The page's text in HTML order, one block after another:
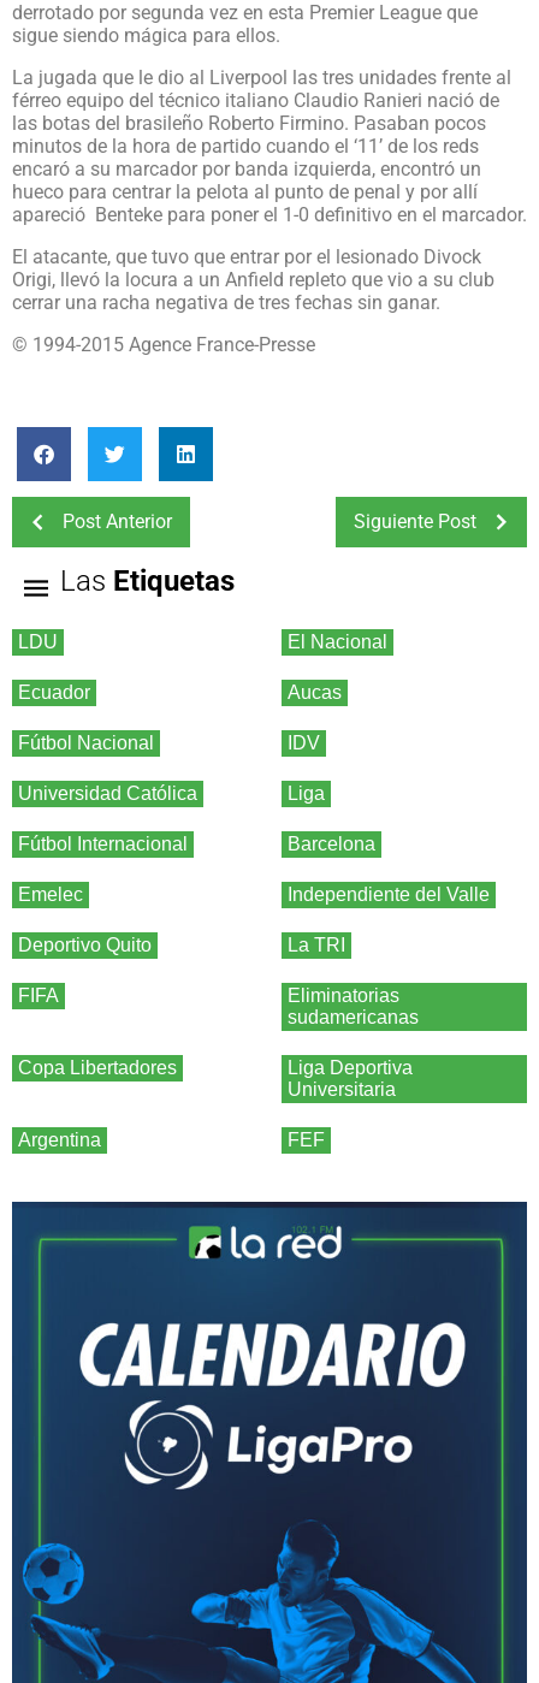
derrotado por segunda vez en esta Premier League que
sigue siendo mágica para ellos.
La jugada que le dio al Liverpool las tres unidades frente al
férreo equipo del técnico italiano Claudio Ranieri nació de
las botas del brasileño Roberto Firmino. Pasaban pocos
minutos de la hora de partido cuando el ‘11’ de los reds
encaró a su marcador por banda izquierda, encontró un
hueco para centrar la pelota al punto de penal y por allí
apareció Benteke para poner el 1-0 definitivo en el marcador.
El atacante, que tuvo que entrar por el lesionado Divock
Origi, llevó la locura a un Anfield repleto que vio a su club
cerrar una racha negativa de tres fechas sin ganar.
© 1994-2015 Agence France-Presse
Post Anterior Siguiente Post
Las Etiquetas
LDU El Nacional
Ecuador Aucas
Fútbol Nacional IDV
Universidad Católica Liga
Fútbol Internacional Barcelona
Emelec Independiente del Valle
Deportivo Quito La TRI
FIFA
Eliminatorias
sudamericanas
Copa Libertadores
Liga Deportiva
Universitaria
Argentina FEF